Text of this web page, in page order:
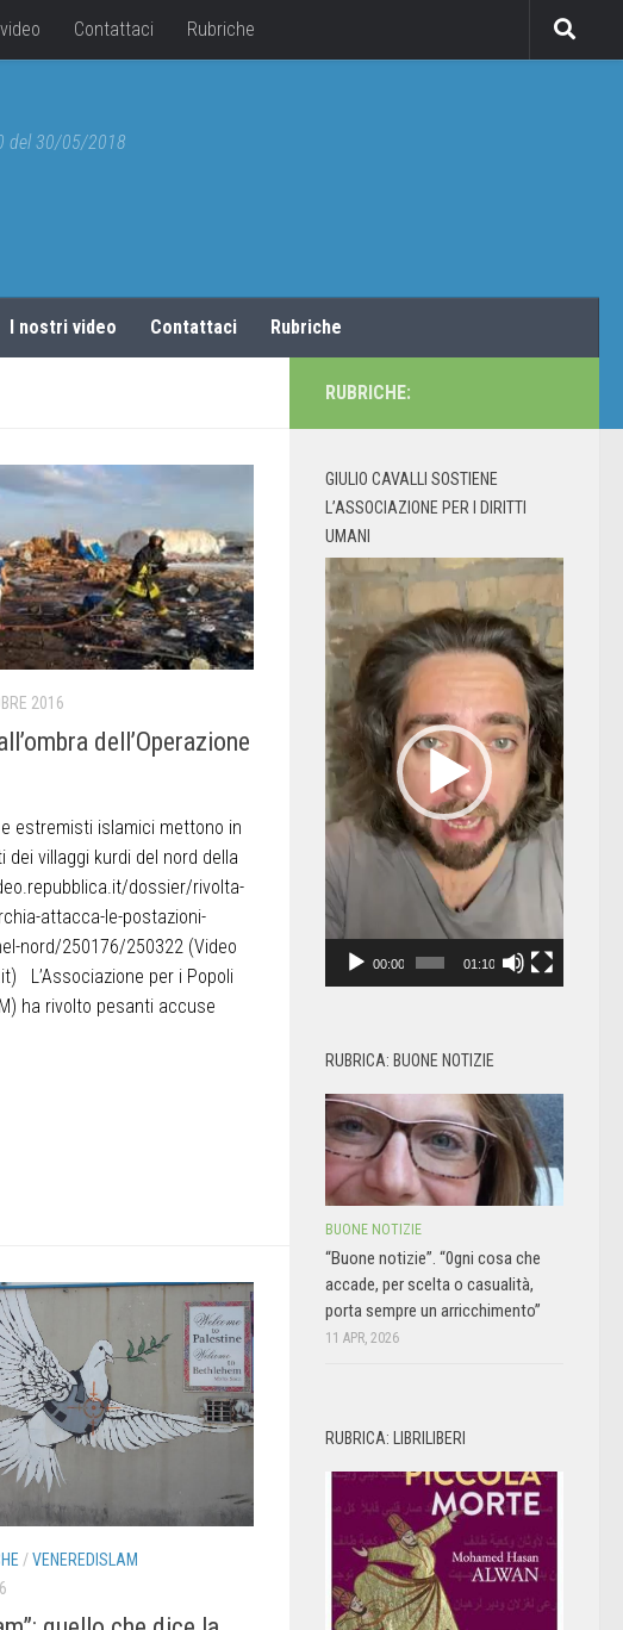
Contattaci Rubriche
del 30/05/2018
I nostri video Contattaci Rubriche
2016
dell’Operazione
estremisti islamici mettono in
dei villaggi kurdi del nord della
dossier/rivolta-
attacca-le-postazioni-
nord/250176/250322 (Video
L’Associazione per i Popoli
ha rivolto pesanti accuse
/VENEREDISLAM
RUBRICHE:
GIULIO CAVALLI SOSTIENE
L’ASSOCIAZIONE PER I DIRITTI
UMANI
Video
Player
00:00 01:10
RUBRICA: BUONE NOTIZIE
BUONE NOTIZIE
“Buone notizie”. “0gni cosa che
accade, per scelta o casualità,
porta sempre un arricchimento”
11 APR, 2026
RUBRICA: LIBRILIBERI